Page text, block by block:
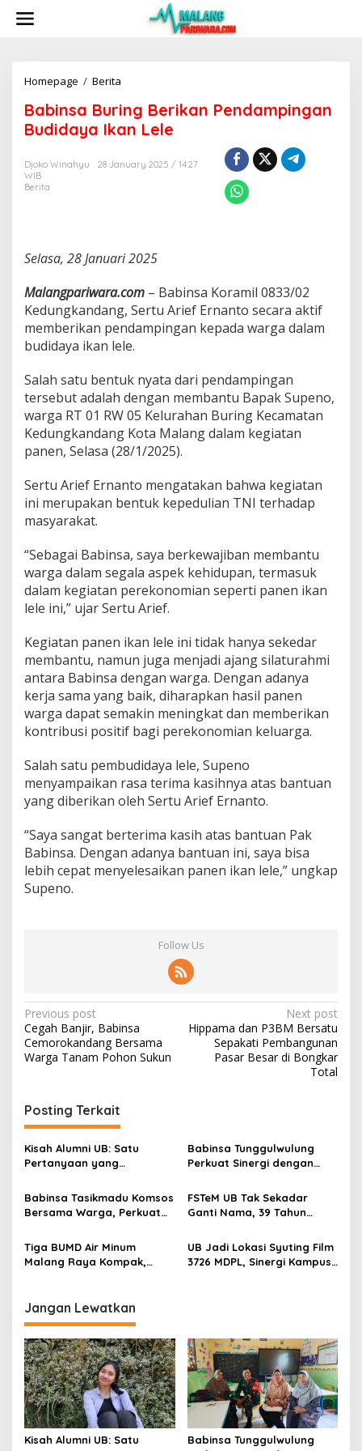
Homepage / Berita
b
i
n
a
g
r
i
k
a
e
n
d
a
m
p
n
g
u
d
i
d
y
a
I
k
a
n
L
e
e
Babinsa Buring Berikan Pendampingan
Budidaya Ikan Lele
Djoko Winahyu
28 January 2025 / 14:27
WIB
Berita
Selasa, 28 Januari 2025
Malangpariwara.com – Babinsa Koramil 0833/02
Kedungkandang, Sertu Arief Ernanto secara aktif
memberikan pendampingan kepada warga dalam
budidaya ikan lele.
Salah satu bentuk nyata dari pendampingan
tersebut adalah dengan membantu Bapak Supeno,
warga RT 01 RW 05 Kelurahan Buring Kecamatan
Kedungkandang Kota Malang dalam kegiatan
panen, Selasa (28/1/2025).
Sertu Arief Ernanto mengatakan bahwa kegiatan
ini merupakan bentuk kepedulian TNI terhadap
masyarakat.
“Sebagai Babinsa, saya berkewajiban membantu
warga dalam segala aspek kehidupan, termasuk
dalam kegiatan perekonomian seperti panen ikan
lele ini,” ujar Sertu Arief.
Kegiatan panen ikan lele ini tidak hanya sekedar
membantu, namun juga menjadi ajang silaturahmi
antara Babinsa dengan warga. Dengan adanya
kerja sama yang baik, diharapkan hasil panen
warga dapat semakin meningkat dan memberikan
kontribusi positif bagi perekonomian keluarga.
Salah satu pembudidaya lele, Supeno
menyampaikan rasa terima kasihnya atas bantuan
yang diberikan oleh Sertu Arief Ernanto.
“Saya sangat berterima kasih atas bantuan Pak
Babinsa. Dengan adanya bantuan ini, saya bisa
lebih cepat menyelesaikan panen ikan lele,” ungkap
Supeno.
Follow Us
P
o
s
n
a
v
i
g
a
t
i
n
Previous post
Cegah Banjir, Babinsa
Cemorokandang Bersama
Warga Tanam Pohon Sukun
Next post
Hippama dan P3BM Bersatu
Sepakati Pembangunan
Pasar Besar di Bongkar
Total
Posting Terkait
Kisah Alumni UB: Satu
Pertanyaan yang
Babinsa Tunggulwulung
Perkuat Sinergi dengan
Aman dan Kondusif
Babinsa Tasikmadu Komsos
Bersama Warga, Perkuat
Kondusivitas Wilayah
FSTeM UB Tak Sekadar
Ganti Nama, 39 Tahun
Trendsetter Sains dan
Teknologi
Tiga BUMD Air Minum
Malang Raya Kompak,
UB Jadi Lokasi Syuting Film
3726 MDPL, Sinergi Kampus
Jangan Lewatkan
Kisah Alumni UB: Satu
Babinsa Tunggulwulung